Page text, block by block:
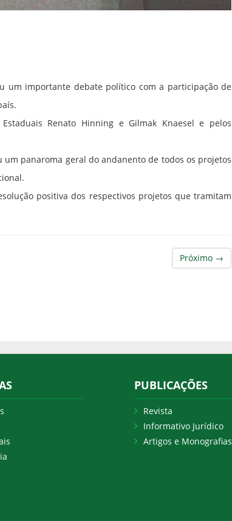
um importante debate político com a participação de
Renato Hinning e Gilmak Knaesel e pelos
panaroma geral do andanento de todos os projetos
positiva dos respectivos projetos que tramitam
Próximo →
PUBLICAÇÕES
Revista
Informativo Jurídico
Artigos e Monografias